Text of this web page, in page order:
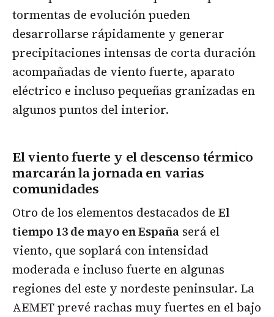
tormentas de evolución pueden
desarrollarse rápidamente y generar
precipitaciones intensas de corta duración
acompañadas de viento fuerte, aparato
eléctrico e incluso pequeñas granizadas en
algunos puntos del interior.
El viento fuerte y el descenso térmico
marcarán la jornada en varias
comunidades
Otro de los elementos destacados de El
tiempo 13 de mayo en España será el
viento, que soplará con intensidad
moderada e incluso fuerte en algunas
regiones del este y nordeste peninsular. La
AEMET prevé rachas muy fuertes en el bajo